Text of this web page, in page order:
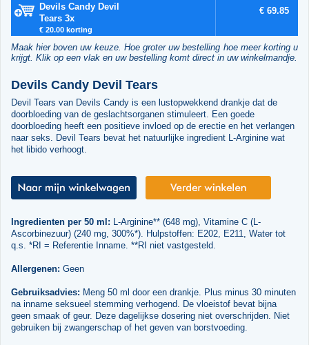
Devils Candy Devil
Tears 3x
€ 20.00 korting
€ 69.85
Maak hier boven uw keuze. Hoe groter uw bestelling hoe meer korting u
krijgt. Klik op een vlak en uw bestelling komt direct in uw winkelmandje.
Devils Candy Devil Tears
Devil Tears van Devils Candy is een lustopwekkend drankje dat de
doorbloeding van de geslachtsorganen stimuleert. Een goede
doorbloeding heeft een positieve invloed op de erectie en het verlangen
naar seks. Devil Tears bevat het natuurlijke ingredient L-Arginine wat
het libido verhoogt.
Ingredienten per 50 ml: L-Arginine** (648 mg), Vitamine C (L-
Ascorbinezuur) (240 mg, 300%*). Hulpstoffen: E202, E211, Water tot
q.s. *RI = Referentie Inname. **RI niet vastgesteld.
Allergenen: Geen
Gebruiksadvies: Meng 50 ml door een drankje. Plus minus 30 minuten
na inname seksueel stemming verhogend. De vloeistof bevat bijna
geen smaak of geur. Deze dagelijkse dosering niet overschrijden. Niet
gebruiken bij zwangerschap of het geven van borstvoeding.